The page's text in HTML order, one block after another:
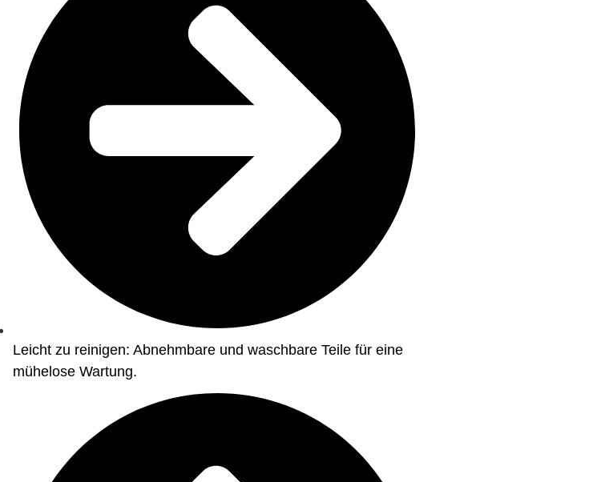
Leicht zu reinigen: Abnehmbare und waschbare Teile für eine
mühelose Wartung.